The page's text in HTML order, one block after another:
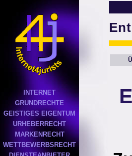
INTERNET
GRUNDRECHTE
GEISTIGES EIGENTUM
URHEBERRECHT
MARKENRECHT
WETTBEWERBSRECHT